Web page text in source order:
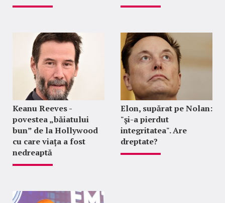
Keanu Reeves -
povestea „băiatului
bun” de la Hollywood
cu care viața a fost
nedreaptă
Elon, supărat pe Nolan:
"şi-a pierdut
integritatea". Are
dreptate?